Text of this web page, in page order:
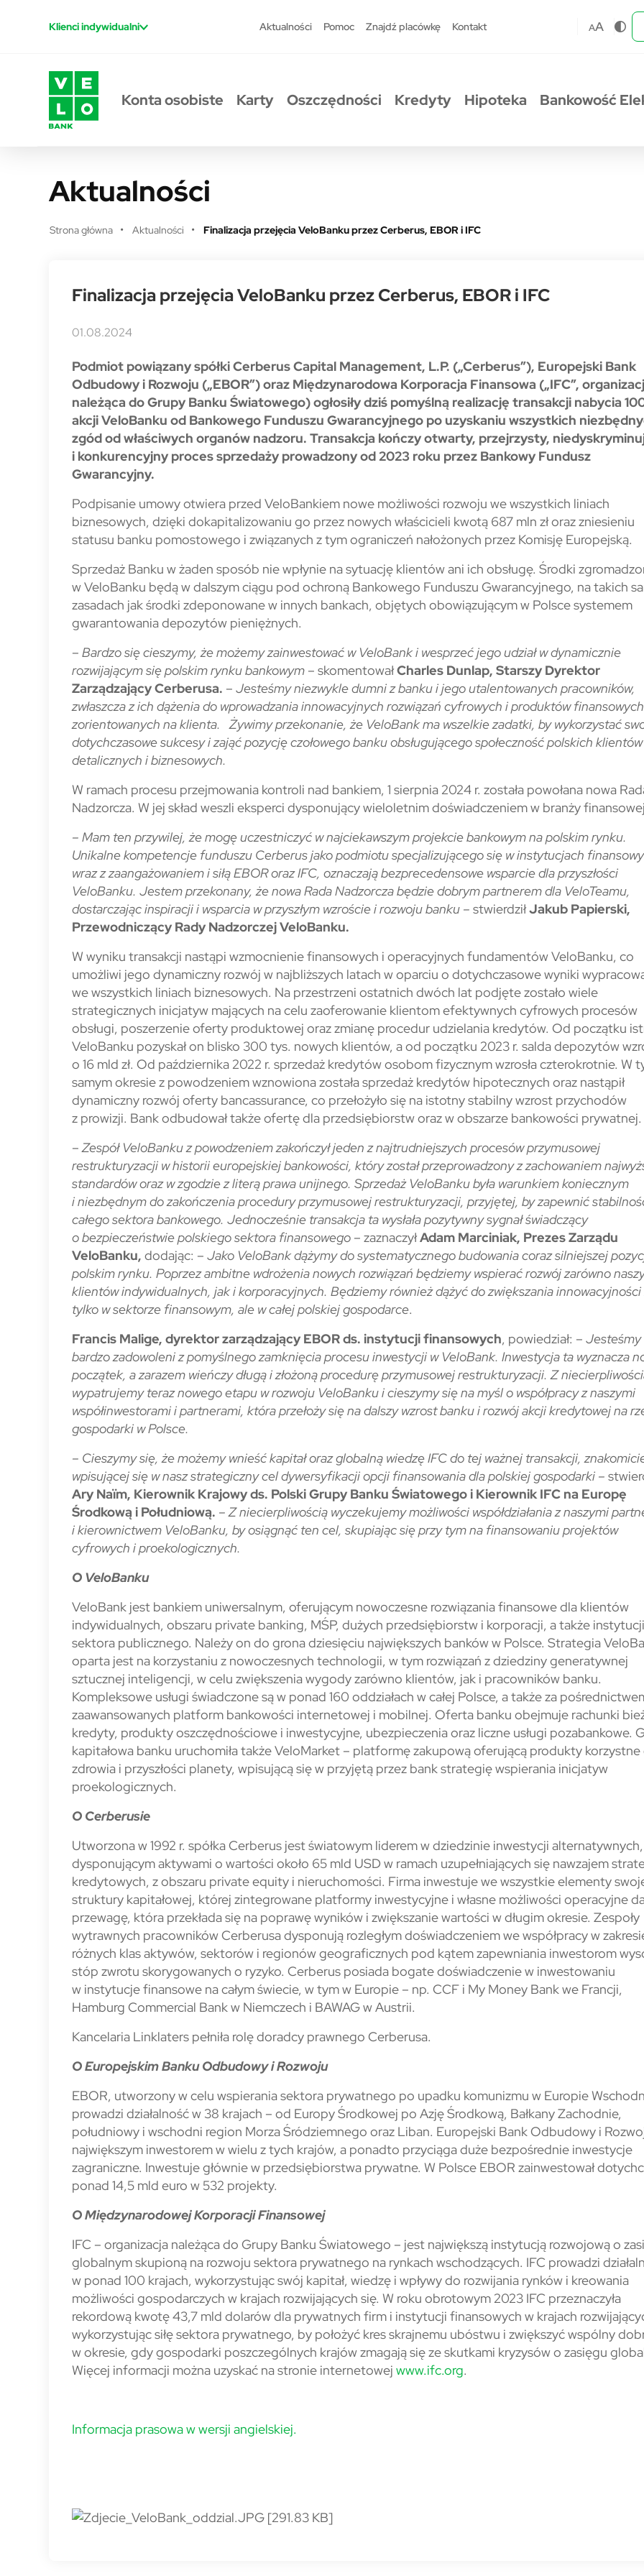
Klienci indywidualni Aktualności Pomoc Znajdź placówkę Kontakt AA
Konta osobiste Karty Oszczędności Kredyty Hipoteka Bankowość
Aktualności
Strona główna Aktualności Finalizacja przejęcia VeloBanku przez Cerberus, EBOR i IFC
Finalizacja przejęcia VeloBanku przez Cerberus, EBOR i IFC
01.08.2024
Podmiot powiązany spółki Cerberus Capital Management, L.P. („Cerberus”), Europejski Bank
Odbudowy i Rozwoju („EBOR”) oraz Międzynarodowa Korporacja Finansowa („IFC”,
należąca do Grupy Banku Światowego) ogłosiły dziś pomyślną realizację transakcji nabycia
akcji VeloBanku od Bankowego Funduszu Gwarancyjnego po uzyskaniu wszystkich
zgód od właściwych organów nadzoru. Transakcja kończy otwarty, przejrzysty,
i konkurencyjny proces sprzedaży prowadzony od 2023 roku przez Bankowy Fundusz
Gwarancyjny.
Podpisanie umowy otwiera przed VeloBankiem nowe możliwości rozwoju we wszystkich liniach
biznesowych, dzięki dokapitalizowaniu go przez nowych właścicieli kwotą 687 mln zł oraz zniesieniu
statusu banku pomostowego i związanych z tym ograniczeń nałożonych przez Komisję Europejską.
Sprzedaż Banku w żaden sposób nie wpłynie na sytuację klientów ani ich obsługę. Środki
w VeloBanku będą w dalszym ciągu pod ochroną Bankowego Funduszu Gwarancyjnego, na takich
zasadach jak środki zdeponowane w innych bankach, objętych obowiązującym w Polsce systemem
gwarantowania depozytów pieniężnych.
– Bardzo się cieszymy, że możemy zainwestować w VeloBank i wesprzeć jego udział w dynamicznie
rozwijającym się polskim rynku bankowym – skomentowałCharles Dunlap, Starszy Dyrektor
Zarządzający Cerberusa. – Jesteśmy niezwykle dumni z banku i jego utalentowanych pracowników,
zwłaszcza z ich dążenia do wprowadzania innowacyjnych rozwiązań cyfrowych i produktów finansowych
zorientowanych na klienta. Żywimy przekonanie, że VeloBank ma wszelkie zadatki, by wykorzystać
dotychczasowe sukcesy i zająć pozycję czołowego banku obsługującego społeczność polskich klientów
detalicznych i biznesowych.
W ramach procesu przejmowania kontroli nad bankiem, 1 sierpnia 2024 r. została powołana nowa
Nadzorcza. W jej skład weszli eksperci dysponujący wieloletnim doświadczeniem w branży
– Mam ten przywilej, że mogę uczestniczyć w najciekawszym projekcie bankowym na polskim rynku.
Unikalne kompetencje funduszu Cerberus jako podmiotu specjalizującego się w instytucjach
wraz z zaangażowaniem i siłą EBOR oraz IFC, oznaczają bezprecedensowe wsparcie dla przyszłości
VeloBanku. Jestem przekonany, że nowa Rada Nadzorcza będzie dobrym partnerem dla VeloTeamu,
dostarczając inspiracji i wsparcia w przyszłym wzroście i rozwoju banku – stwierdziłJakub Papierski,
Przewodniczący Rady Nadzorczej VeloBanku.
W wyniku transakcji nastąpi wzmocnienie finansowych i operacyjnych fundamentów VeloBanku, co
umożliwi jego dynamiczny rozwój w najbliższych latach w oparciu o dotychczasowe wyniki
we wszystkich liniach biznesowych. Na przestrzeni ostatnich dwóch lat podjęte zostało wiele
strategicznych inicjatyw mających na celu zaoferowanie klientom efektywnych cyfrowych procesów
obsługi, poszerzenie oferty produktowej oraz zmianę procedur udzielania kredytów. Od początku
VeloBanku pozyskał on blisko 300 tys. nowych klientów, a od początku 2023 r. salda depozytów
o 16 mld zł. Od października 2022 r. sprzedaż kredytów osobom fizycznym wzrosła czterokrotnie. W
samym okresie z powodzeniem wznowiona została sprzedaż kredytów hipotecznych oraz nastąpił
dynamiczny rozwój oferty bancassurance, co przełożyło się na istotny stabilny wzrost przychodów
z prowizji. Bank odbudował także ofertę dla przedsiębiorstw oraz w obszarze bankowości prywatnej.
–Zespół VeloBanku z powodzeniem zakończył jeden z najtrudniejszych procesów przymusowej
restrukturyzacji w historii europejskiej bankowości, który został przeprowadzony z zachowaniem
standardów oraz w zgodzie z literą prawa unijnego. Sprzedaż VeloBanku była warunkiem koniecznym
i niezbędnym do zakończenia procedury przymusowej restrukturyzacji, przyjętej, by zapewnić
całego sektora bankowego. Jednocześnie transakcja ta wysłała pozytywny sygnał świadczący
o bezpieczeństwie polskiego sektora finansowego – zaznaczyłAdam Marciniak, Prezes Zarządu
VeloBanku, dodając: – Jako VeloBank dążymy do systematycznego budowania coraz silniejszej
polskim rynku. Poprzez ambitne wdrożenia nowych rozwiązań będziemy wspierać rozwój zarówno
klientów indywidualnych, jak i korporacyjnych. Będziemy również dążyć do zwiększania
tylko w sektorze finansowym, ale w całej polskiej gospodarce.
Francis Malige, dyrektor zarządzający EBOR ds. instytucji finansowych, powiedział: – Jesteśmy
bardzo zadowoleni z pomyślnego zamknięcia procesu inwestycji w VeloBank. Inwestycja ta wyznacza
początek, a zarazem wieńczy długą i złożoną procedurę przymusowej restrukturyzacji. Z
wypatrujemy teraz nowego etapu w rozwoju VeloBanku i cieszymy się na myśl o współpracy z naszymi
współinwestorami i partnerami, która przełoży się na dalszy wzrost banku i rozwój akcji kredytowej na
gospodarki w Polsce.
– Cieszymy się, że możemy wnieść kapitał oraz globalną wiedzę IFC do tej ważnej transakcji,
wpisującej się w nasz strategiczny cel dywersyfikacji opcji finansowania dla polskiej gospodarki –
Ary Naïm, Kierownik Krajowy ds. Polski Grupy Banku Światowego i Kierownik IFC na Europę
Środkową i Południową. – Z niecierpliwością wyczekujemy możliwości współdziałania z naszymi
i kierownictwem VeloBanku, by osiągnąć ten cel, skupiając się przy tym na finansowaniu projektów
cyfrowych i proekologicznych.
O VeloBanku
VeloBank jest bankiem uniwersalnym, oferującym nowoczesne rozwiązania finansowe dla klientów
indywidualnych, obszaru private banking, MŚP, dużych przedsiębiorstw i korporacji, a także instytucji
sektora publicznego. Należy on do grona dziesięciu największych banków w Polsce. Strategia
oparta jest na korzystaniu z nowoczesnych technologii, w tym rozwiązań z dziedziny generatywnej
sztucznej inteligencji, w celu zwiększenia wygody zarówno klientów, jak i pracowników banku.
Kompleksowe usługi świadczone są w ponad 160 oddziałach w całej Polsce, a także za
zaawansowanych platform bankowości internetowej i mobilnej. Oferta banku obejmuje rachunki
kredyty, produkty oszczędnościowe i inwestycyjne, ubezpieczenia oraz liczne usługi pozabankowe.
kapitałowa banku uruchomiła także VeloMarket – platformę zakupową oferującą produkty korzystne
zdrowia i przyszłości planety, wpisującą się w przyjętą przez bank strategię wspierania inicjatyw
proekologicznych.
O Cerberusie
Utworzona w 1992 r. spółka Cerberus jest światowym liderem w dziedzinie inwestycji alternatywnych,
dysponującym aktywami o wartości około 65 mld USD w ramach uzupełniających się nawzajem
kredytowych, z obszaru private equity i nieruchomości. Firma inwestuje we wszystkie elementy
struktury kapitałowej, której zintegrowane platformy inwestycyjne i własne możliwości operacyjne
przewagę, która przekłada się na poprawę wyników i zwiększanie wartości w długim okresie. Zespoły
wytrawnych pracowników Cerberusa dysponują rozległym doświadczeniem we współpracy w
różnych klas aktywów, sektorów i regionów geograficznych pod kątem zapewniania inwestorom
stóp zwrotu skorygowanych o ryzyko. Cerberus posiada bogate doświadczenie w inwestowaniu
w instytucje finansowe na całym świecie, w tym w Europie – np. CCF i My Money Bank we Francji,
Hamburg Commercial Bank w Niemczech i BAWAG w Austrii.
Kancelaria Linklaters pełniła rolę doradcy prawnego Cerberusa.
O Europejskim Banku Odbudowy i Rozwoju
EBOR, utworzony w celu wspierania sektora prywatnego po upadku komunizmu w Europie
prowadzi działalność w 38 krajach – od Europy Środkowej po Azję Środkową, Bałkany Zachodnie,
południowy i wschodni region Morza Śródziemnego oraz Liban. Europejski Bank Odbudowy i
największym inwestorem w wielu z tych krajów, a ponadto przyciąga duże bezpośrednie inwestycje
zagraniczne. Inwestuje głównie w przedsiębiorstwa prywatne. W Polsce EBOR zainwestował
ponad 14,5 mld euro w 532 projekty.
O Międzynarodowej Korporacji Finansowej
IFC – organizacja należąca do Grupy Banku Światowego – jest największą instytucją rozwojową o
globalnym skupioną na rozwoju sektora prywatnego na rynkach wschodzących. IFC prowadzi
w ponad 100 krajach, wykorzystując swój kapitał, wiedzę i wpływy do rozwijania rynków i kreowania
możliwości gospodarczych w krajach rozwijających się. W roku obrotowym 2023 IFC przeznaczyła
rekordową kwotę 43,7 mld dolarów dla prywatnych firm i instytucji finansowych w krajach
wykorzystując siłę sektora prywatnego, by położyć kres skrajnemu ubóstwu i zwiększyć wspólny
w okresie, gdy gospodarki poszczególnych krajów zmagają się ze skutkami kryzysów o zasięgu
Więcej informacji można uzyskać na stronie internetowej www.ifc.org.
Informacja prasowa w wersji angielskiej.